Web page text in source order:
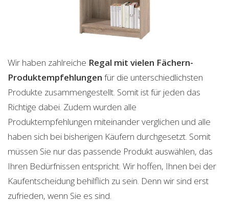
Wir haben zahlreiche Regal mit vielen Fächern-
Produktempfehlungen für die unterschiedlichsten
Produkte zusammengestellt. Somit ist für jeden das
Richtige dabei. Zudem wurden alle
Produktempfehlungen miteinander verglichen und alle
haben sich bei bisherigen Käufern durchgesetzt. Somit
müssen Sie nur das passende Produkt auswählen, das
Ihren Bedürfnissen entspricht. Wir hoffen, Ihnen bei der
Kaufentscheidung behilflich zu sein. Denn wir sind erst
zufrieden, wenn Sie es sind.